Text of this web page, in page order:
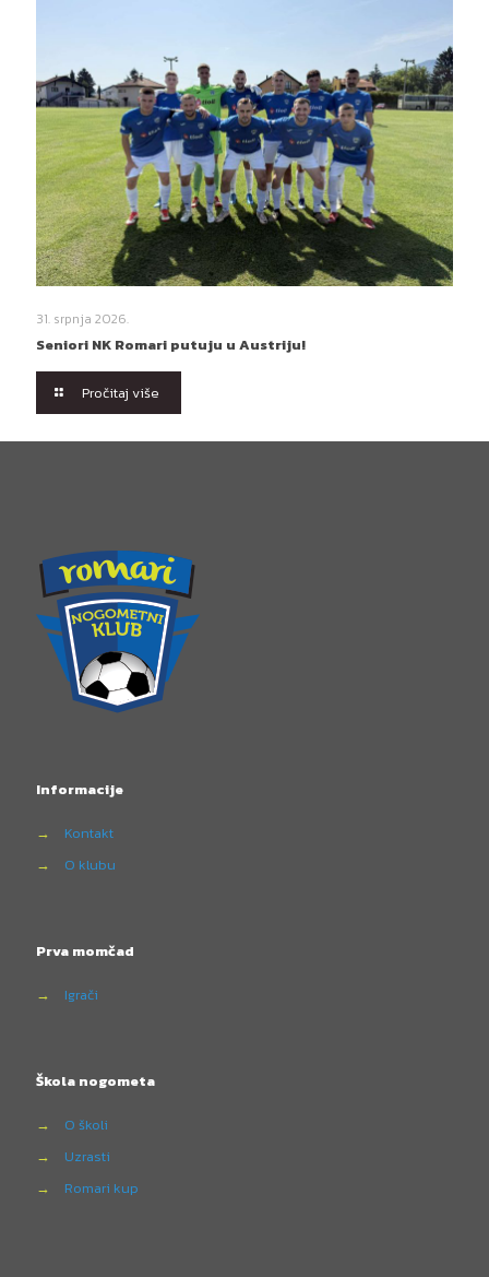
31. srpnja 2026.
Seniori NK Romari putuju u Austriju!
Pročitaj više
Informacije
→
Kontakt
→
O klubu
Prva momčad
→ Igrači
Škola nogometa
→
O školi
→
Uzrasti
→
Romari kup